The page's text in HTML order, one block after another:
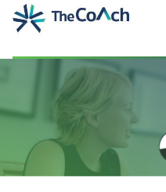
Skip
for:
ความคิดชัด
เหมือนมีบอ
การโค้ชผู้บริหาร